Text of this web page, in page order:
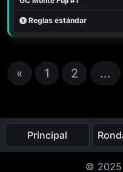
Reglas estándar
« 1 2 ...
Principal
© 2025